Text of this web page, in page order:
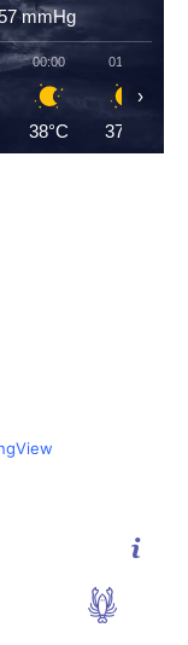
mmHg
00:00
38°C
01:00
37°C
›